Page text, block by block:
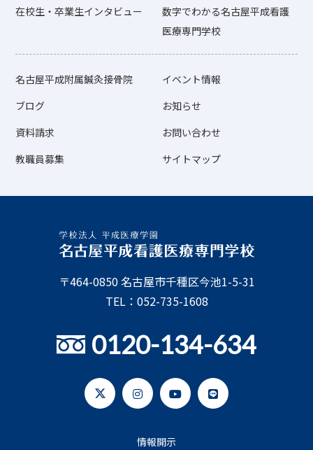
在校生・卒業生インタビュー
数字でわかる名古屋平成看護
医療専門学校
名古屋平成附属鍼灸接骨院
イベント情報
ブログ
お知らせ
資料請求
お問い合わせ
教職員募集
サイトマップ
〒464-0850 名古屋市千種区今池1-5-31
TEL：052-735-1608
0120-134-634
情報開示